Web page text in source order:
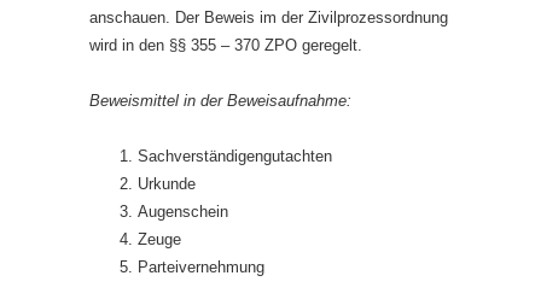
anschauen. Der Beweis im der Zivilprozessordnung
wird in den §§ 355 – 370 ZPO geregelt.
Beweismittel in der Beweisaufnahme:
Sachverständigengutachten
Urkunde
Augenschein
Zeuge
Parteivernehmung